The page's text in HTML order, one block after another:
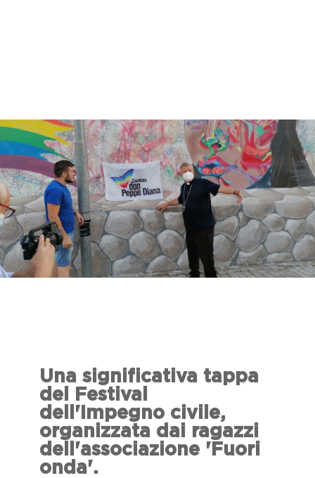
Una significativa tappa
del Festival
dell'Impegno civile,
organizzata dai ragazzi
dell'associazione 'Fuori
onda'.